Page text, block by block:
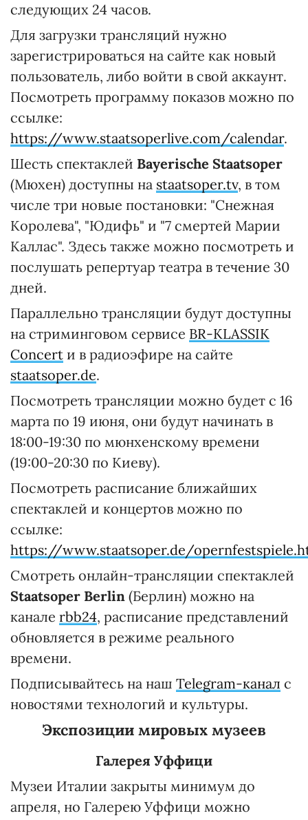
следующих 24 часов.
Для загрузки трансляций нужно
зарегистрироваться на сайте как новый
пользователь, либо войти в свой аккаунт.
Посмотреть программу показов можно по
ссылке:
https://www.staatsoperlive.com/calendar.
Шесть спектаклей Bayerische Staatsoper
(Мюхен) доступны на staatsoper.tv, в том
числе три новые постановки: "Снежная
Королева", "Юдифь" и "7 смертей Марии
Каллас". Здесь также можно посмотреть и
послушать репертуар театра в течение 30
дней.
Параллельно трансляции будут доступны
на стриминговом сервисе BR-KLASSIK
Concert и в радиоэфире на сайте
staatsoper.de.
Посмотреть трансляции можно будет с 16
марта по 19 июня, они будут начинать в
18:00-19:30 по мюнхенскому времени
(19:00-20:30 по Киеву).
Посмотреть расписание ближайших
спектаклей и концертов можно по
ссылке:
https://www.staatsoper.de/
Смотреть онлайн-трансляции спектаклей
Staatsoper Berlin (Берлин) можно на
канале rbb24, расписание представлений
обновляется в режиме реального
времени.
Подписывайтесь на наш Telegram-канал с
новостями технологий и культуры.
Экспозиции мировых музеев
Галерея Уффици
Музеи Италии закрыты минимум до
апреля, но Галерею Уффици можно